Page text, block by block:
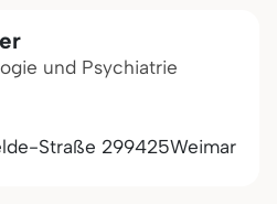
und Psychiatrie
Straße 299425Weimar